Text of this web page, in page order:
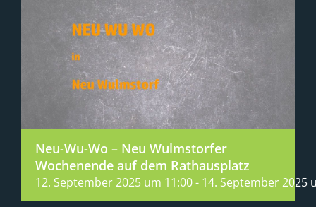
Neu-Wu-Wo – Neu Wulmstorfer
Wochenende auf dem Rathausplatz
12. September 2025 um 11:00- 14. September 2025